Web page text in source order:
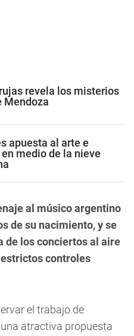
revela los misterios
Mendoza
apuesta al arte e
medio de la nieve
al músico argentino
de su nacimiento, y se
de los conciertos al aire
controles
el trabajo de
atractiva propuesta